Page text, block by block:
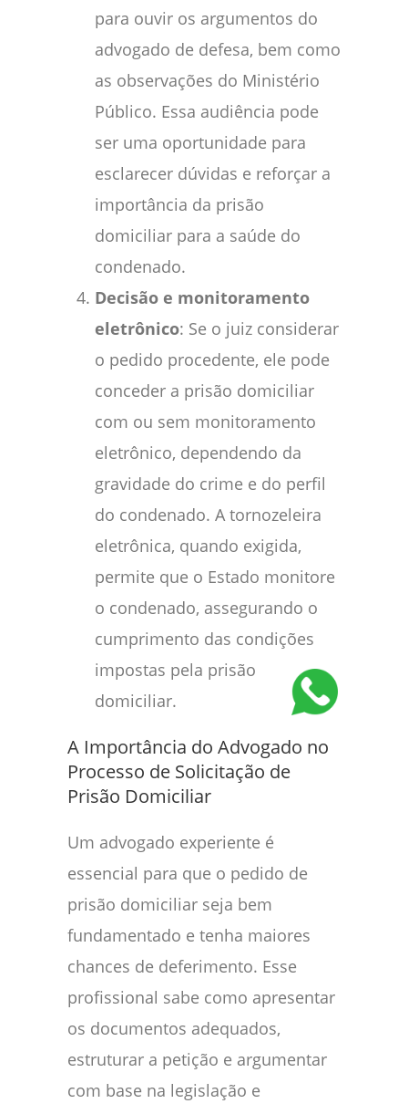
para ouvir os argumentos do
advogado de defesa, bem como
as observações do Ministério
Público. Essa audiência pode
ser uma oportunidade para
esclarecer dúvidas e reforçar a
importância da prisão
domiciliar para a saúde do
condenado.
Decisão e monitoramento
eletrônico: Se o juiz considerar
o pedido procedente, ele pode
conceder a prisão domiciliar
com ou sem monitoramento
eletrônico, dependendo da
gravidade do crime e do perfil
do condenado. A tornozeleira
eletrônica, quando exigida,
permite que o Estado monitore
o condenado, assegurando o
cumprimento das condições
impostas pela prisão
domiciliar.
A Importância do Advogado no
Processo de Solicitação de
Prisão Domiciliar
Um advogado experiente é
essencial para que o pedido de
prisão domiciliar seja bem
fundamentado e tenha maiores
chances de deferimento. Esse
profissional sabe como apresentar
os documentos adequados,
estruturar a petição e argumentar
com base na legislação e